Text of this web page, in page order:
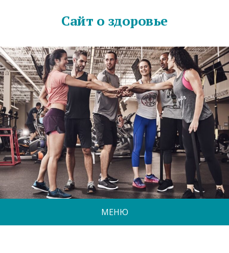
Сайт о здоровье
МЕНЮ